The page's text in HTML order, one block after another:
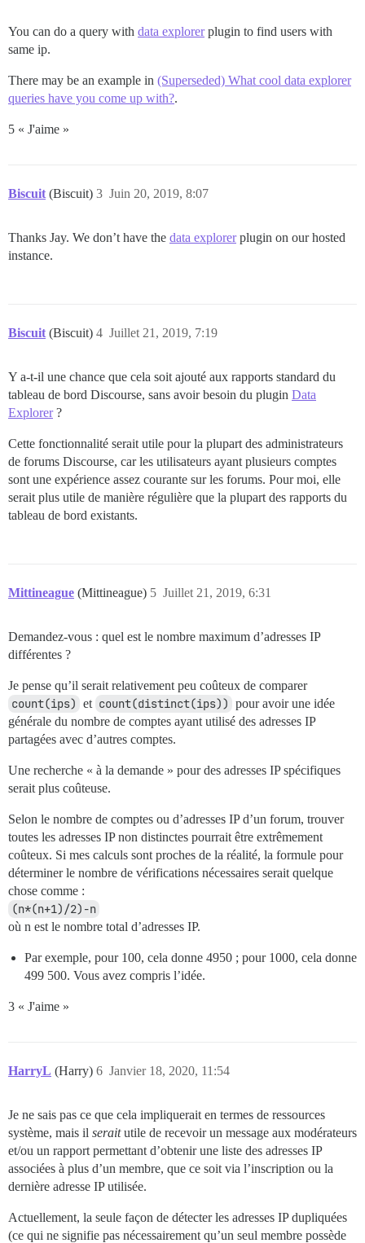
You can do a query with data explorerplugin to find users with
same ip.
There may be an example in (Superseded) What cool data explorer
queries have you come up with?.
5 « J'aime »
Biscuit (Biscuit) Juin 20, 2019, 8:07
3
Thanks Jay. We don’t have the data explorerplugin on our hosted
instance.
Biscuit (Biscuit) Juillet 21, 2019, 7:19
4
Y a-t-il une chance que cela soit ajouté aux rapports standard du
tableau de bord Discourse, sans avoir besoin du plugin Data
Explorer?
Cette fonctionnalité serait utile pour la plupart des administrateurs
de forums Discourse, car les utilisateurs ayant plusieurs comptes
sont une expérience assez courante sur les forums. Pour moi, elle
serait plus utile de manière régulière que la plupart des rapports du
tableau de bord existants.
Mittineague (Mittineague) Juillet 21, 2019, 6:31
5
Demandez-vous : quel est le nombre maximum d’adresses IP
différentes ?
Je pense qu’il serait relativement peu coûteux de comparer
count(ips) et count(distinct(ips)) pour avoir une idée
générale du nombre de comptes ayant utilisé des adresses IP
partagées avec d’autres comptes.
Une recherche « à la demande » pour des adresses IP spécifiques
serait plus coûteuse.
Selon le nombre de comptes ou d’adresses IP d’un forum, trouver
toutes les adresses IP non distinctes pourrait être extrêmement
coûteux. Si mes calculs sont proches de la réalité, la formule pour
déterminer le nombre de vérifications nécessaires serait quelque
chose comme :
(n*(n+1)/2)-n
où n est le nombre total d’adresses IP.
Par exemple, pour 100, cela donne 4950 ; pour 1000, cela donne
499 500. Vous avez compris l’idée.
3 « J'aime »
HarryL (Harry) Janvier 18, 2020, 11:54
6
Je ne sais pas ce que cela impliquerait en termes de ressources
système, mais il seraitutile de recevoir un message aux modérateurs
et/ou un rapport permettant d’obtenir une liste des adresses IP
associées à plus d’un membre, que ce soit via l’inscription ou la
dernière adresse IP utilisée.
Actuellement, la seule façon de détecter les adresses IP dupliquées
(ce qui ne signifie pas nécessairement qu’un seul membre possède